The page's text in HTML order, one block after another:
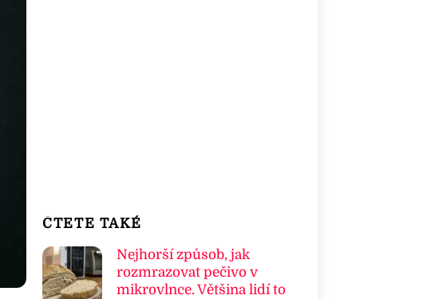
ČTETE TAKÉ
Nejhorší způsob, jak
rozmrazovat pečivo v
mikrovlnce. Většina lidí to